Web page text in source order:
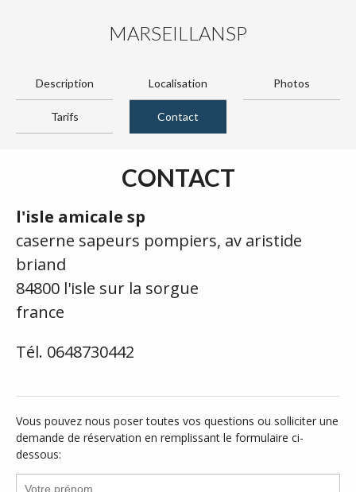
MARSEILLANSP
Description Localisation Photos
Tarifs Contact
CONTACT
l'isle amicale sp
caserne sapeurs pompiers, av aristide
briand
84800 l'isle sur la sorgue
france
Tél. 0648730442
Vous pouvez nous poser toutes vos questions ou solliciter une
demande de réservation en remplissant le formulaire ci-
dessous: